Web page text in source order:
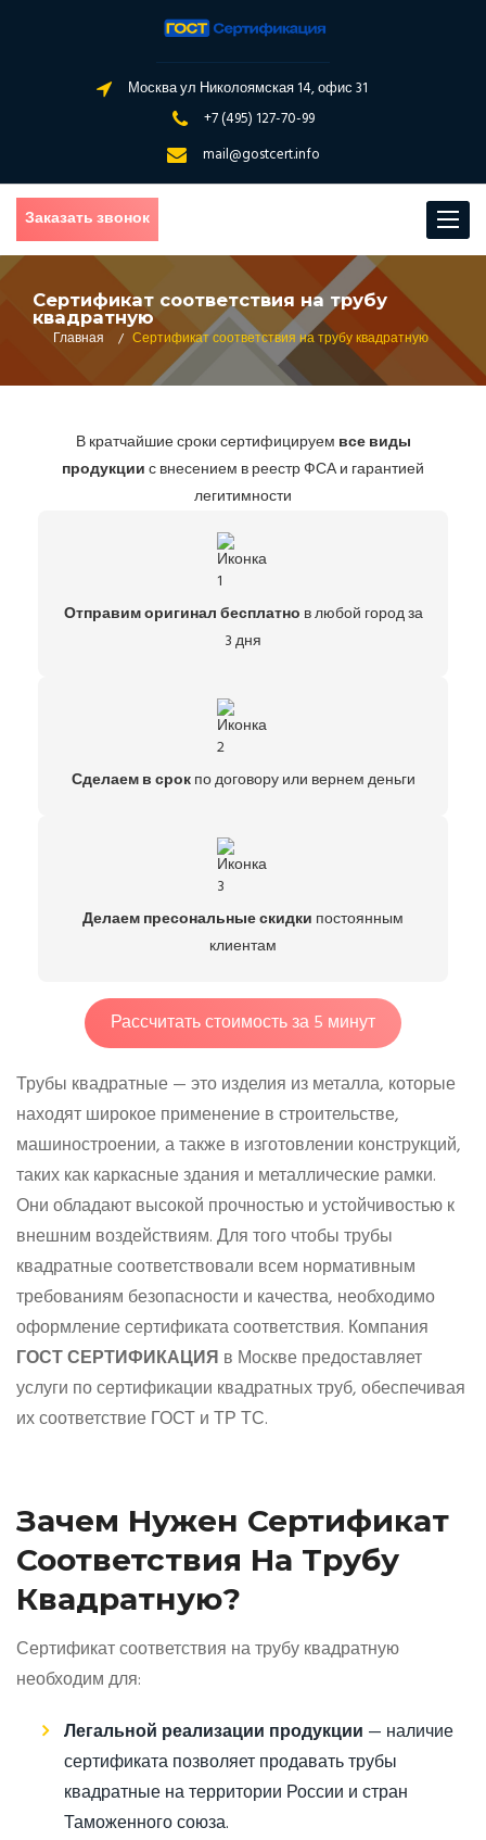
Москва ул Николоямская 14, офис 31
+7 (495) 127-70-99
mail@gostcert.info
Toggle
Заказать звонок
Сертификат соответствия на трубу
квадратную
Главная
/ Сертификат соответствия на трубу квадратную
В кратчайшие сроки сертифицируем все виды
продукциис внесением в реестр ФСА и гарантией
легитимности
Отправим оригинал бесплатно в любой город за
3 дня
Сделаем в срокпо договору или вернем деньги
Делаем пресональные скидки постоянным
клиентам
Рассчитать стоимость за 5 минут
Трубы квадратные — это изделия из металла, которые
находят широкое применение в строительстве,
машиностроении, а также в изготовлении конструкций,
таких как каркасные здания и металлические рамки.
Они обладают высокой прочностью и устойчивостью к
внешним воздействиям. Для того чтобы трубы
квадратные соответствовали всем нормативным
требованиям безопасности и качества, необходимо
оформление сертификата соответствия. Компания
ГОСТ СЕРТИФИКАЦИЯ в Москве предоставляет
услуги по сертификации квадратных труб, обеспечивая
их соответствие ГОСТ и ТР ТС.
Зачем Нужен Сертификат
Соответствия На Трубу
Квадратную?
Сертификат соответствия на трубу квадратную
необходим для:
Легальной реализации продукции — наличие
сертификата позволяет продавать трубы
квадратные на территории России и стран
Таможенного союза.